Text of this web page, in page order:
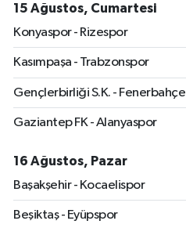
15 Ağustos, Cumartesi
Konyaspor - Rizespor
Kasımpaşa - Trabzonspor
Gençlerbirliği S.K. - Fenerbahçe
Gaziantep FK - Alanyaspor
16 Ağustos, Pazar
Başakşehir - Kocaelispor
Beşiktaş - Eyüpspor